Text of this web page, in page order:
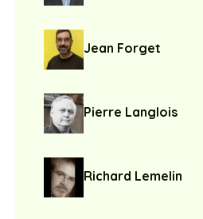
Jean Forget
Pierre Langlois
Richard Lemelin